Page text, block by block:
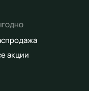
акции